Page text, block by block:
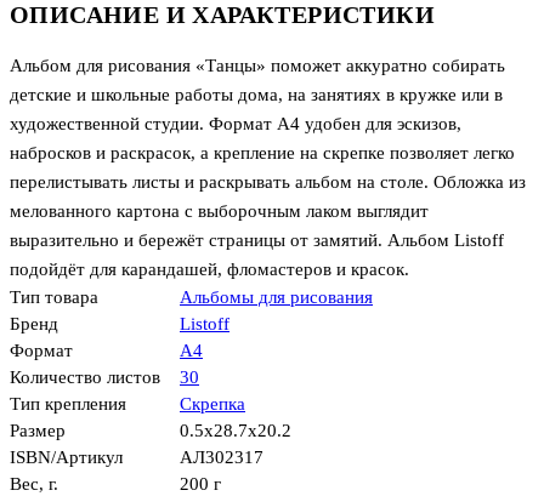
ОПИСАНИЕ И ХАРАКТЕРИСТИКИ
Альбом для рисования «Танцы» поможет аккуратно собирать
детские и школьные работы дома, на занятиях в кружке или в
художественной студии. Формат А4 удобен для эскизов,
набросков и раскрасок, а крепление на скрепке позволяет легко
перелистывать листы и раскрывать альбом на столе. Обложка из
мелованного картона с выборочным лаком выглядит
выразительно и бережёт страницы от замятий. Альбом Listoff
подойдёт для карандашей, фломастеров и красок.
Тип товара
Альбомы для рисования
Бренд
Listoff
Формат
А4
Количество листов
30
Тип крепления
Скрепка
Размер
0.5x28.7x20.2
ISBN/Артикул
АЛ302317
Вес, г.
200 г